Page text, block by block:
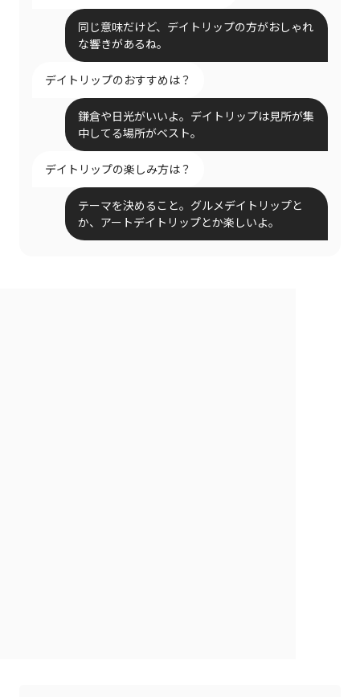
同じ意味だけど、デイトリップの方がおしゃれ
な響きがあるね。
デイトリップのおすすめは？
鎌倉や日光がいいよ。デイトリップは見所が集
中してる場所がベスト。
デイトリップの楽しみ方は？
テーマを決めること。グルメデイトリップと
か、アートデイトリップとか楽しいよ。